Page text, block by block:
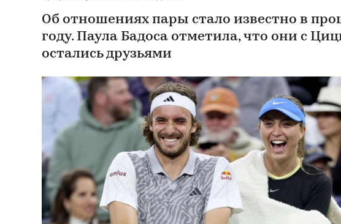
Об отношениях пары стало известно в
году. Паула Бадоса отметила, что они с
остались друзьями